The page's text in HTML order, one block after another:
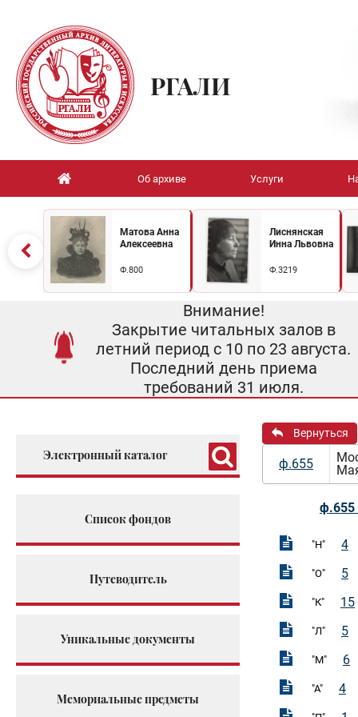
РГАЛИ
Об архиве Услуги
Матова Анна
Алексеевна
Ф.800
Лиснянская
Инна Львовна
Ф.3219
Внимание!
Закрытие читальных залов в
летний период с 10 по 23 августа.
Последний день приема
требований 31 июля.
Электронный каталог
Список фондов
Путеводитель
Уникальные документы
Мемориальные предметы
Вернуться
ф.655
ф.655
"Н" 4
"О" 5
"К" 15
"Л" 5
"М" 6
"А" 4